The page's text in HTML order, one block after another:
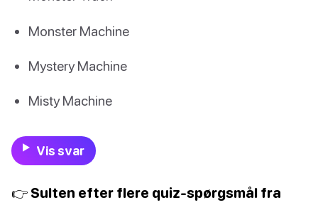
Monster Machine
Mystery Machine
Misty Machine
Vis svar
👉 Sulten efter flere quiz-spørgsmål fra